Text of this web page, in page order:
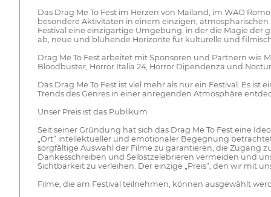
Das Drag Me To Fest im Herzen von Mailand, im WAO
besondere Aktivitäten in einem einzigen,
Festival eine einzigartige Umgebung, in der die Magie der
ab, neue und blühende Horizonte für kulturelle und
Drag Me To Fest arbeitet mit Sponsoren und Partnern wie
Bloodbuster, Horror Italia 24, Horror Dipendenza und
Das Drag Me To Fest ist viel mehr als nur ein Festival: Es
Trends des Genres in einer anregenden Atmosphäre
Unser Preis ist das Publikum
Seit seiner Gründung hat sich das Drag Me To Fest eine
„Ort“ intellektueller und emotionaler Begegnung
sorgfältige Auswahl der Filme zu garantieren, die Zugang
Dankesschreiben und Selbstzelebrieren vermeiden und
Sichtbarkeit zu verleihen. Der einzige „Preis“, den wir mit
Filme, die am Festival teilnehmen, können ausgewählt